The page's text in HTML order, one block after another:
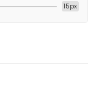
15px